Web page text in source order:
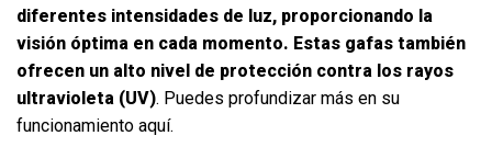
diferentes intensidades de luz, proporcionando la
visión óptima en cada momento. Estas gafas también
ofrecen un alto nivel de protección contra los rayos
ultravioleta (UV). Puedes profundizar más en su
funcionamiento aquí.